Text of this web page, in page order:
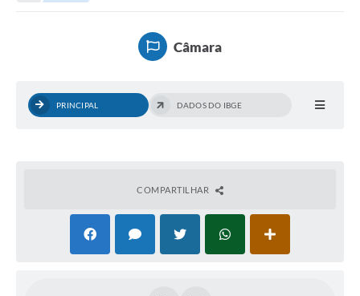
Câmara
PRINCIPAL DADOS DO IBGE
COMPARTILHAR